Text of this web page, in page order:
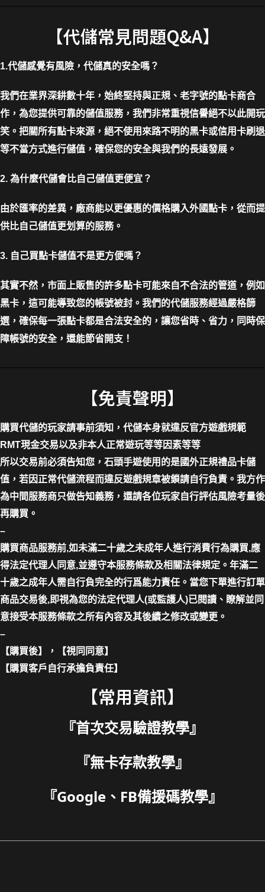
【代儲常見問題Q&A】
1.代儲感覺有風險，代儲真的安全嗎？
我們在業界深耕數十年，始終堅持與正規、老字號的點卡商合
作，為您提供可靠的儲值服務，我們非常重視信譽絕不以此開玩
笑。把關所有點卡來源，絕不使用來路不明的黑卡或信用卡刷退
等不當方式進行儲值，確保您的安全與我們的長遠發展。
2. 為什麼代儲會比自己儲值更便宜？
由於匯率的差異，廠商能以更優惠的價格購入外國點卡，從而提
供比自己儲值更划算的服務。
3. 自己買點卡儲值不是更方便嗎？
其實不然，市面上販售的許多點卡可能來自不合法的管道，例如
黑卡，這可能導致您的帳號被封。我們的代儲服務經過嚴格篩
選，確保每一張點卡都是合法安全的，讓您省時、省力，同時保
障帳號的安全，還能節省開支！
【免責聲明】
購買代儲的玩家請事前須知，代儲本身就違反官方遊戲規範
RMT現金交易以及非本人正常遊玩等等因素等等
所以交易前必須告知您，石頭手遊使用的是國外正規禮品卡儲
值，若因正常代儲流程而違反遊戲規章被鎖請自行負責。我方作
為中間服務商只做告知義務，還請各位玩家自行評估風險考量後
再購買。
–
購買商品服務前,如未滿二十歲之未成年人進行消費行為購買,應
得法定代理人同意,並遵守本服務條款及相關法律規定。年滿二
十歲之成年人需自行負完全的行爲能力責任。當您下單進行訂單
商品交易後,即視為您的法定代理人(或監護人)已閱讀、瞭解並同
意接受本服務條款之所有內容及其後續之修改或變更。
–
【購買後】，【視同同意】
【購買客戶自行承擔負責任】
【常用資訊】
『首次交易驗證教學』
『無卡存款教學』
『Google、FB備援碼教學』